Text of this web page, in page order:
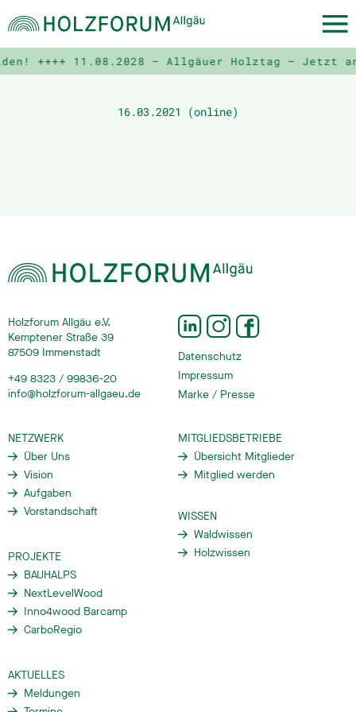
++++ 11.08.2028 – Allgäuer Holztag – Jetzt
16.03.2021 (online)
Holzforum Allgäu e.V.
Kemptener Straße 39
87509 Immenstadt
+49 8323 / 99836-20
info@holzforum-allgaeu.de
Datenschutz
Impressum
Marke / Presse
NETZWERK
Über Uns
Vision
Aufgaben
Vorstandschaft
MITGLIEDSBETRIEBE
Übersicht Mitglieder
Mitglied werden
WISSEN
Waldwissen
Holzwissen
PROJEKTE
BAUHALPS
NextLevelWood
Inno4wood Barcamp
CarboRegio
AKTUELLES
Meldungen